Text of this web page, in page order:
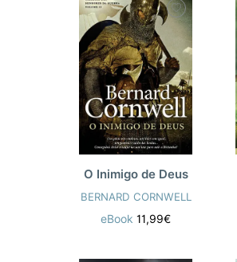
O Inimigo de Deus
BERNARD CORNWELL
eBook 11,99€